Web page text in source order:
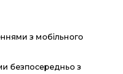
з мобільного
безпосередньо з